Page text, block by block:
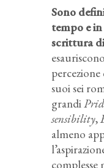
Sono
tempo e
scrittura
suoi sei
grandi
sensibility,
almeno
complesse